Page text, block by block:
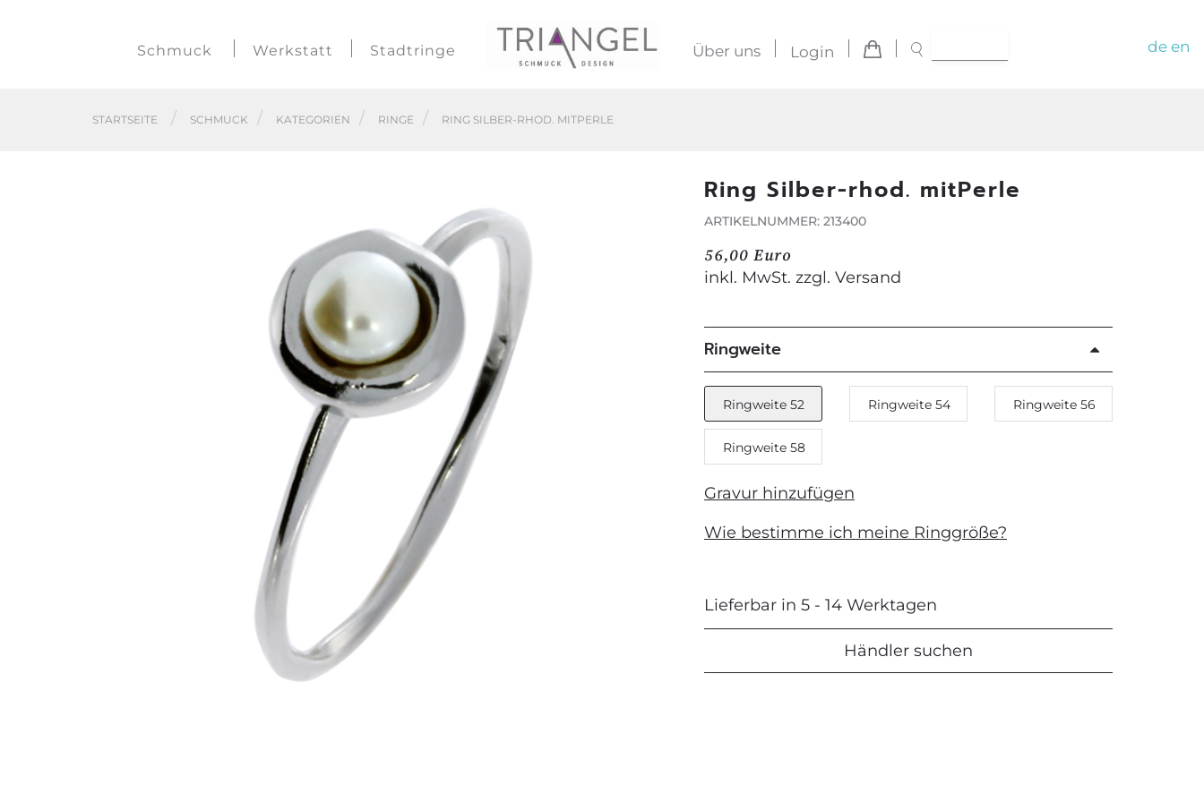
Schmuck Werkstatt Stadtringe Über uns Login de en
STARTSEITE SCHMUCK KATEGORIEN RINGE RING SILBER-RHOD. MITPERLE
Ring Silber-rhod. mitPerle
ARTIKELNUMMER: 213400
56,00 Euro
inkl. MwSt. zzgl. Versand
Ringweite
Ringweite 52 Ringweite 54 Ringweite 56
Ringweite 58
Gravur hinzufügen
Wie bestimme ich meine Ringgröße?
Lieferbar in 5 - 14 Werktagen
Händler suchen